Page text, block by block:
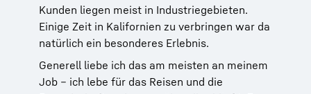
Kunden liegen meist in Industriegebieten.
Einige Zeit in Kalifornien zu verbringen war da
natürlich ein besonderes Erlebnis.
Generell liebe ich das am meisten an meinem
Job – ich lebe für das Reisen und die